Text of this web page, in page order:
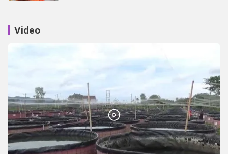
Video